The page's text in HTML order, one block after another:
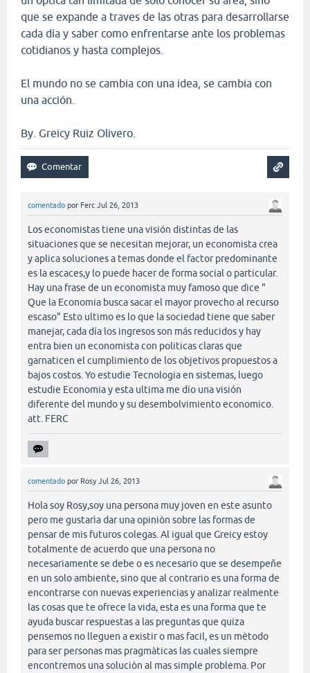
que se expande a traves de las otras para desarrollarse
cada día y saber como enfrentarse ante los problemas
cotidianos y hasta complejos.
El mundo no se cambia con una idea, se cambia con
una acción.
By. Greicy Ruiz Olivero.
comentado por Ferc Jul 26, 2013
Los economistas tiene una visión distintas de las
situaciones que se necesitan mejorar, un economista crea
y aplica soluciones a temas donde el factor predominante
es la escaces,y lo puede hacer de forma social o particular.
Hay una frase de un economista muy famoso que dice "
Que la Economia busca sacar el mayor provecho al recurso
escaso" Esto ultimo es lo que la sociedad tiene que saber
manejar, cada día los ingresos son más reducidos y hay
entra bien un economista con politicas claras que
garnaticen el cumplimiento de los objetivos propuestos a
bajos costos. Yo estudie Tecnologia en sistemas, luego
estudie Economia y esta ultima me dío una visión
diferente del mundo y su desembolvimiento economico.
att. FERC
comentado por Rosy Jul 26, 2013
Hola soy Rosy,soy una persona muy joven en este asunto
pero me gustarìa dar una opiniòn sobre las formas de
pensar de mis futuros colegas. Al igual que Greicy estoy
totalmente de acuerdo que una persona no
necesariamente se debe o es necesario que se desempeñe
en un solo ambiente, sino que al contrario es una forma de
encontrarse con nuevas experiencias y analizar realmente
las cosas que te ofrece la vida, esta es una forma que te
ayuda buscar respuestas a las preguntas que quiza
pensemos no lleguen a existir o mas facil, es un mètodo
para ser personas mas pragmàticas las cuales siempre
encontremos una soluciòn al mas simple problema. Por